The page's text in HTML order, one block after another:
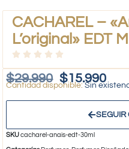
CACHAREL –
L’original» EDT
$29.990 $15.990
Sin
SEGUIR
SKUcacharel-anais-edt-30ml